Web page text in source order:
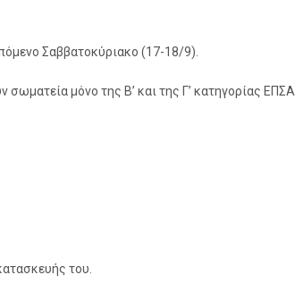
Σαββατοκύριακο (17-18/9).
μόνο της Β’ και της Γ’ κατηγορίας ΕΠΣΑ.
του.